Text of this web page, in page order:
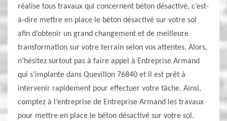
réalise tous travaux qui concernent béton désactivé, c’est-
à-dire mettre en place le béton désactivé sur votre sol
afin d’obtenir un grand changement et de meilleure
transformation sur votre terrain selon vos attentes. Alors,
n’hésitez surtout pas à faire appel à Entreprise Armand
qui s’implante dans Quevillon 76840 et il est prêt à
intervenir rapidement pour effectuer votre tâche. Ainsi,
comptez à l’entreprise de Entreprise Armand les travaux
pour mettre en place le béton désactivé sur votre sol.